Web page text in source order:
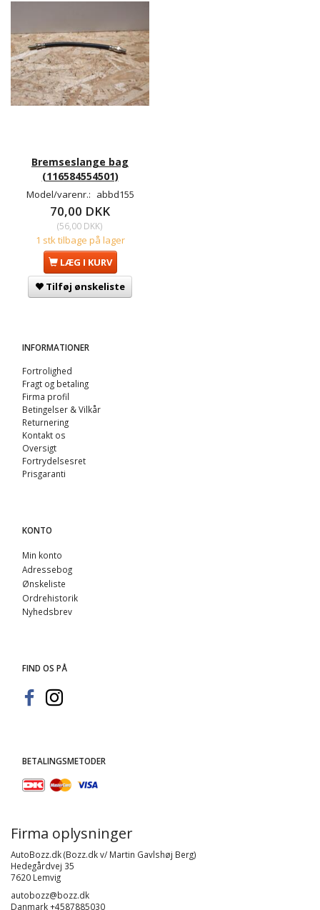
Bremseslange bag
(116584554501)
Model/varenr.: abbd155
70,00 DKK
(56,00 DKK)
1 stk tilbage på lager
LÆG I KURV
Tilføj ønskeliste
INFORMATIONER
Fortrolighed
Fragt og betaling
Firma profil
Betingelser & Vilkår
Returnering
Kontakt os
Oversigt
Fortrydelsesret
Prisgaranti
KONTO
Min konto
Adressebog
Ønskeliste
Ordrehistorik
Nyhedsbrev
FIND OS PÅ
BETALINGSMETODER
Firma oplysninger
AutoBozz.dk (Bozz.dk v/ Martin Gavlshøj Berg)
Hedegårdvej 35
7620 Lemvig
autobozz@bozz.dk
Danmark +4587885030